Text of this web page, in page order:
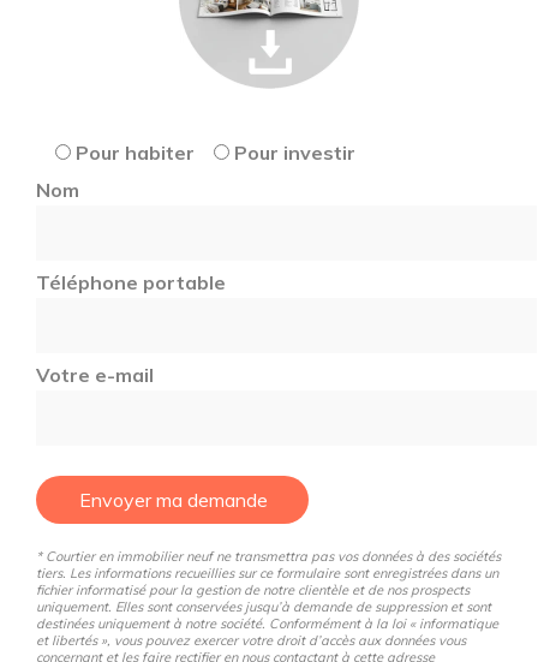
Pour habiter
Pour investir
Nom
Téléphone portable
Votre e-mail
Envoyer ma demande
* Courtier en immobilier neuf ne transmettra pas vos données à des sociétés
tiers. Les informations recueillies sur ce formulaire sont enregistrées dans un
fichier informatisé pour la gestion de notre clientèle et de nos prospects
uniquement. Elles sont conservées jusqu’à demande de suppression et sont
destinées uniquement à notre société. Conformément à la loi « informatique
et libertés », vous pouvez exercer votre droit d’accès aux données vous
concernant et les faire rectifier en nous contactant à cette adresse